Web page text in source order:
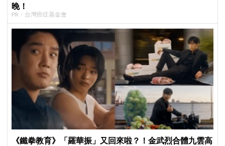
晚！
PR・台灣癌症基金會
《鐵拳教育》「羅華振」又回來啦？！金武烈合體九雲高